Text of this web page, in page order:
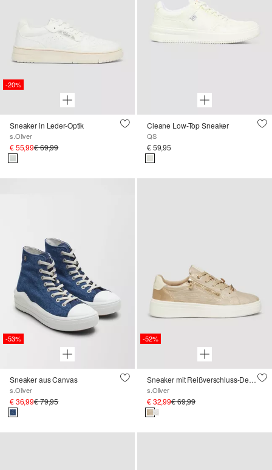
-20%
Sneaker in Leder-Optik
s.Oliver
€ 55,99€ 69,99
Cleane Low-Top Sneaker
QS
€ 59,95
-53%
Sneaker aus Canvas
s.Oliver
€ 36,99€ 79,95
-52%
Sneaker mit Reißverschluss-Detail und Plateau-Sohle
s.Oliver
€ 32,99€ 69,99